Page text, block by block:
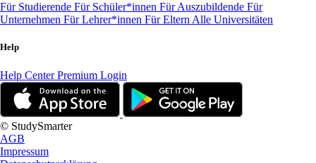
Für Studierende Für Schüler*innen Für Auszubildende Für
Unternehmen Für Lehrer*innen Für Eltern Alle Universitäten
Help
Help CenterPremium Login
© StudySmarter
AGB
Impressum